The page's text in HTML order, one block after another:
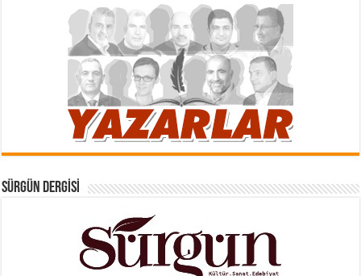
SÜRGÜN DERGISI